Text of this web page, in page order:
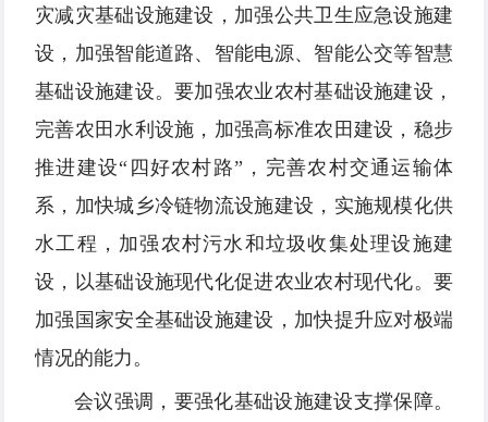
灾减灾基础设施建设，加强公共卫生应急设施建
设，加强智能道路、智能电源、智能公交等智慧
基础设施建设。要加强农业农村基础设施建设，
完善农田水利设施，加强高标准农田建设，稳步
推进建设“四好农村路”，完善农村交通运输体
系，加快城乡冷链物流设施建设，实施规模化供
水工程，加强农村污水和垃圾收集处理设施建
设，以基础设施现代化促进农业农村现代化。要
加强国家安全基础设施建设，加快提升应对极端
情况的能力。
会议强调，要强化基础设施建设支撑保障。